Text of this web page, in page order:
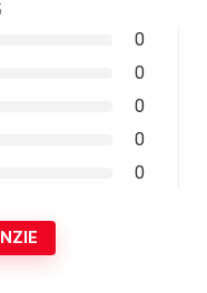
0
0
0
0
0